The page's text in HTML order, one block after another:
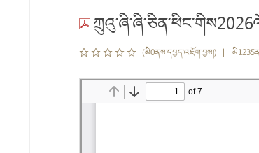
(མི0ནས་དཔྱད་འཇོག་བྱས།) |